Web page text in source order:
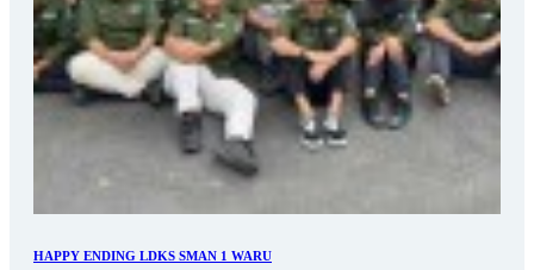
HAPPY ENDING LDKS SMAN 1 WARU